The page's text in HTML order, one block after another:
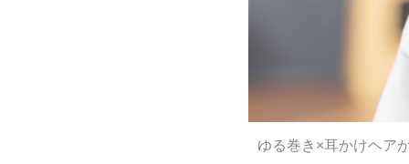
ゆる巻き×耳かけヘア